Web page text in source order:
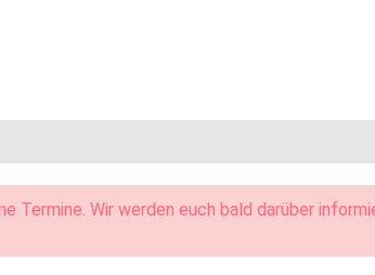
Termine. Wir werden euch bald darüber